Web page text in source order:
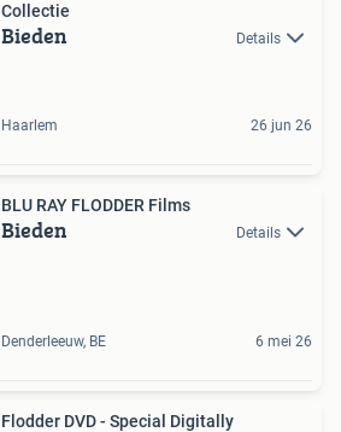
Collectie
Bieden Details
Haarlem 26 jun 26
BLU RAY FLODDER Films
Bieden Details
Denderleeuw, BE 6 mei 26
Flodder DVD - Special Digitally